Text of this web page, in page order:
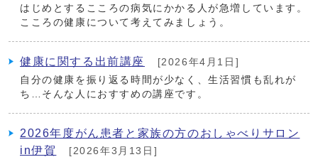
はじめとするこころの病気にかかる人が急増しています。
こころの健康について考えてみましょう。
健康に関する出前講座
[2026年4月1日]
自分の健康を振り返る時間が少なく、生活習慣も乱れが
ち…そんな人におすすめの講座です。
2026年度がん患者と家族の方のおしゃべりサロン
in伊賀
[2026年3月13日]